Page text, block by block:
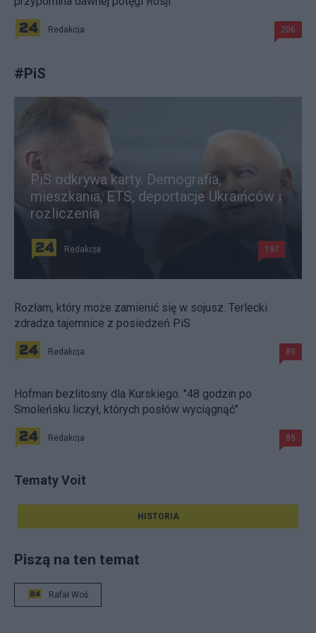
Redakcja 206
#PiS
PiS odkrywa karty. Demografia,
mieszkania, ETS, deportacje Ukraińców i
rozliczenia
Redakcja 197
Rozłam, który może zamienić się w sojusz. Terlecki
zdradza tajemnice z posiedzeń PiS
Redakcja 89
Hofman bezlitosny dla Kurskiego. "48 godzin po
Smoleńsku liczył, których posłów wyciągnąć"
Redakcja 85
Tematy Voit
HISTORIA
Piszą na ten temat
Rafał Woś